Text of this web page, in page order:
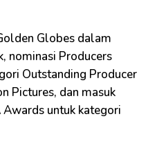
Globes dalam
nominasi Producers
Outstanding Producer
Pictures, dan masuk
untuk kategori